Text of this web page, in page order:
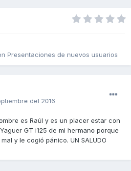
Presentaciones de nuevos usuarios
del 2016
es Raúl y es un placer estar con
GT i125 de mi hermano porque
y le cogió pánico. UN SALUDO